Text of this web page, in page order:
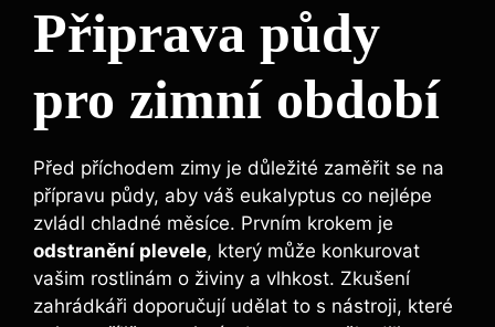
Připrava půdy
pro zimní období
Před příchodem zimy je důležité zaměřit se na
přípravu půdy, aby váš eukalyptus co nejlépe
zvládl chladné měsíce. Prvním krokem je
odstranění plevele, který může konkurovat
vašim rostlinám o živiny a vlhkost. Zkušení
zahrádkáři doporučují udělat to s nástroji, které